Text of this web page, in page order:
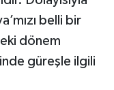
belli bir
dönem
güreşle ilgili